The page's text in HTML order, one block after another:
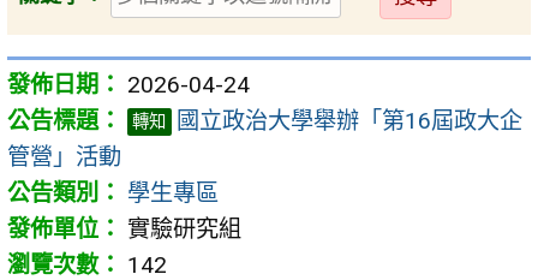
出
2026-04-24
轉知
國立政治大學舉辦「第16屆政大企
管營」活動
學生專區
實驗研究組
142